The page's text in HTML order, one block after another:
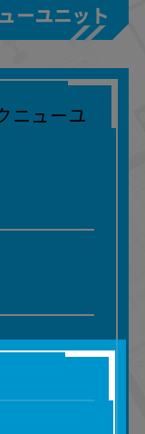
ーユニット